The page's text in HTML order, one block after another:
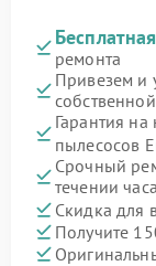
ремонта
Привезем и
Гарантия
пылесосов
Срочный
течении часа
Скидка для
Получите